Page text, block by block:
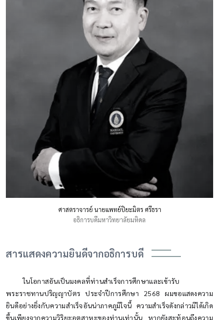
ศาสตราจารย์ นายแพทย์ปิยะมิตร ศรีธรา
อธิการบดีมหาวิทยาลัยมหิดล
สารแสดงความยินดีจากอธิการบดี
ในโอกาสอันเป็นมงคลที่ท่านสำเร็จการศึกษาและเข้ารับ
พระราชทานปริญญาบัตร ประจำปีการศึกษา 2568 ผมขอแสดงความ
ยินดีอย่างยิ่งกับความสำเร็จอันน่าภาคภูมิใจนี้ ความสำเร็จดังกล่าวมิได้เกิด
ขึ้นเพียงจากความวิริยะอุตสาหะของท่านเท่านั้น หากยังสะท้อนถึงความ